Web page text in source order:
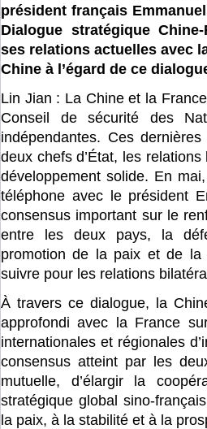
président français
Dialogue stratégique
ses relations actuelles avec
Chine à l’égard de ce
Lin Jian : La Chine et la
Conseil de sécurité des
indépendantes. Ces
deux chefs d’État, les
développement solide. En
téléphone avec le président
consensus important sur le
entre les deux pays, la
promotion de la paix et de
suivre pour les relations
À travers ce dialogue, la
approfondi avec la France
internationales et régionales
consensus atteint par les
mutuelle, d’élargir la
stratégique global sino-
la paix, à la stabilité et à la